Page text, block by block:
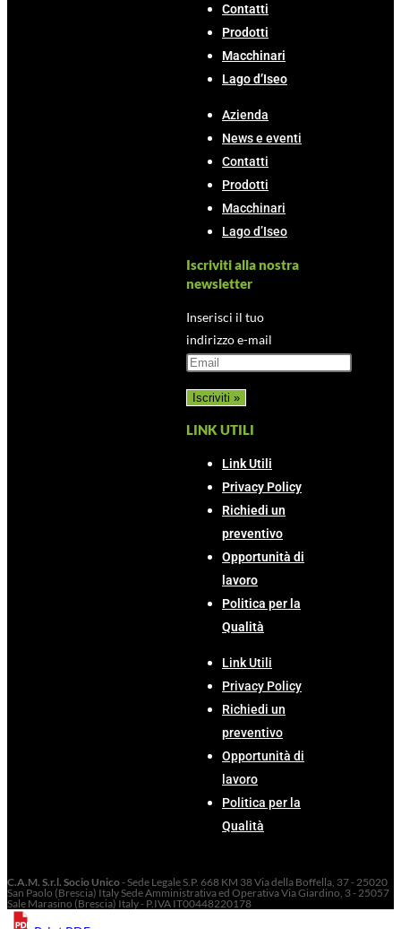
Contatti
Prodotti
Macchinari
Lago d’Iseo
Azienda
News e eventi
Contatti
Prodotti
Macchinari
Lago d’Iseo
Iscriviti alla nostra
newsletter
Inserisci il tuo
indirizzo e-mail
LINK UTILI
Link Utili
Privacy Policy
Richiedi un
preventivo
Opportunità di
lavoro
Politica per la
Qualità
Link Utili
Privacy Policy
Richiedi un
preventivo
Opportunità di
lavoro
Politica per la
Qualità
C.A.M. S.r.l. Socio Unico- Sede Legale S.P. 668 KM 38 Via della Boffella, 37 - 25020
San Paolo (Brescia) Italy Sede Amministrativa ed Operativa Via Giardino, 3 - 25057
Sale Marasino (Brescia) Italy - P.IVA IT00448220178